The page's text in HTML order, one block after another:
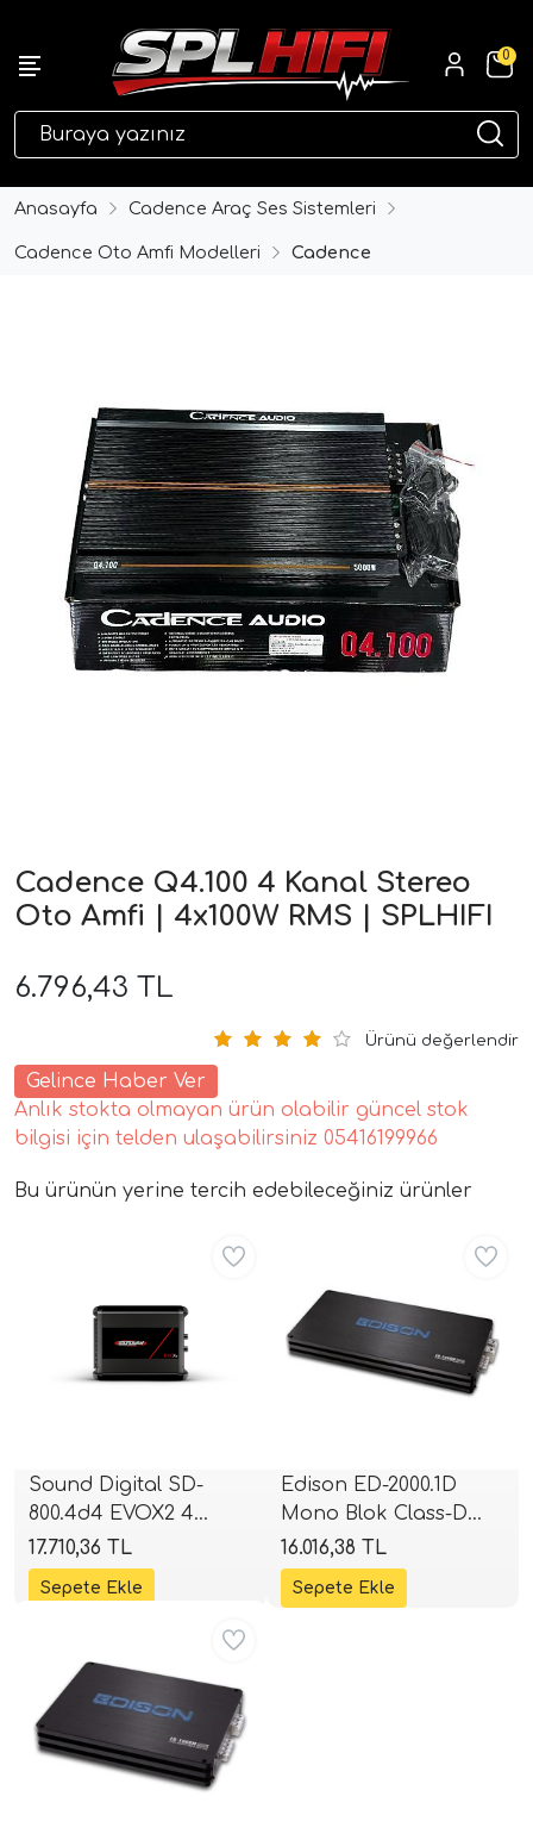
0
Anasayfa Cadence Araç Ses Sistemleri
Cadence Oto Amfi Modelleri Cadence
Modelleri
Setleri)
Performans)
Cadence Q4.100 4 Kanal Stereo
Oto Amfi | 4x100W RMS | SPLHIFI
6.796,43 TL
Ürünü değerlendir
Gelince Haber Ver
Anlık stokta olmayan ürün olabilir güncel stok
bilgisi için telden ulaşabilirsiniz 05416199966
Bu ürünün yerine tercih edebileceğiniz ürünler
Sound Digital SD-
800.4d4 EVOX2 4
Kanallı Full Range
Amplifikatör | 2 Ohm
4x200W RMS | 4 Ohm
4x132W RMS | SPLHIFI
17.710,36 TL
Edison ED-2000.1D
Mono Blok Class-D
Amplifikatör | 2000W
RMS | SPLHIFI
16.016,38 TL